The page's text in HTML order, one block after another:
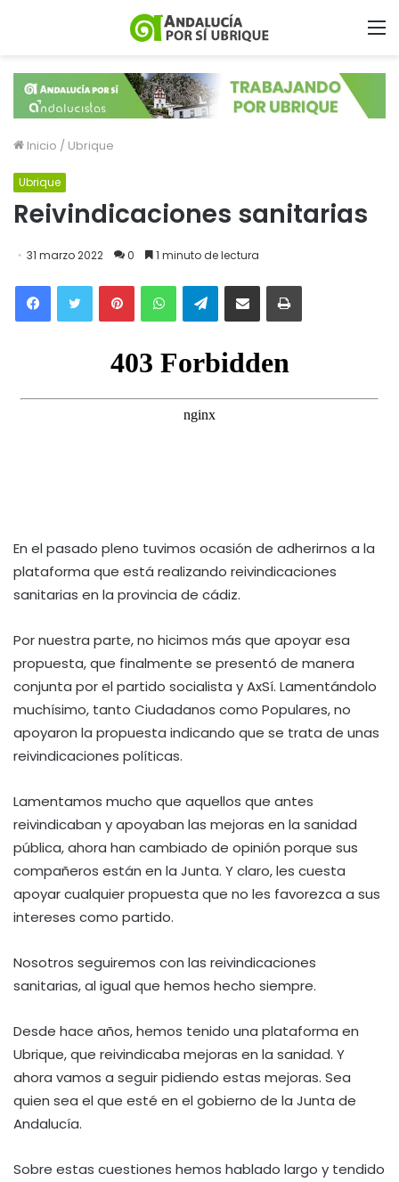
Inicio / Ubrique
Ubrique
Reivindicaciones sanitarias
31 marzo 2022 0 1 minuto de lectura
En el pasado pleno tuvimos ocasión de adherirnos a la
plataforma que está realizando reivindicaciones
sanitarias en la provincia de cádiz.
Por nuestra parte, no hicimos más que apoyar esa
propuesta, que finalmente se presentó de manera
conjunta por el partido socialista y AxSí. Lamentándolo
muchísimo, tanto Ciudadanos como Populares, no
apoyaron la propuesta indicando que se trata de unas
reivindicaciones políticas.
Lamentamos mucho que aquellos que antes
reivindicaban y apoyaban las mejoras en la sanidad
pública, ahora han cambiado de opinión porque sus
compañeros están en la Junta. Y claro, les cuesta
apoyar cualquier propuesta que no les favorezca a sus
intereses como partido.
Nosotros seguiremos con las reivindicaciones
sanitarias, al igual que hemos hecho siempre.
Desde hace años, hemos tenido una plataforma en
Ubrique, que reivindicaba mejoras en la sanidad. Y
ahora vamos a seguir pidiendo estas mejoras. Sea
quien sea el que esté en el gobierno de la Junta de
Andalucía.
Sobre estas cuestiones hemos hablado largo y tendido